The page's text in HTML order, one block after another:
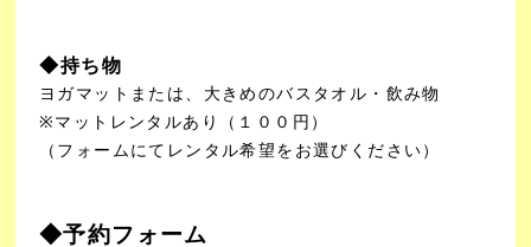
◆持ち物
ヨガマットまたは、大きめのバスタオル・飲み物
※マットレンタルあり（１００円）
（フォームにてレンタル希望をお選びください）
◆予約フォーム